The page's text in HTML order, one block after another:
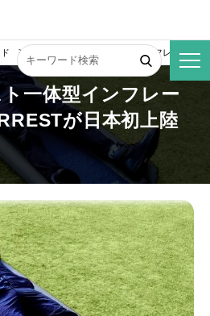
枕とアームレスト一体型インフレーター
一体型インフレー
が日本初上陸